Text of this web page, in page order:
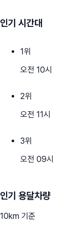
인기 시간대
1위
오전 10시
2위
오전 11시
3위
오전 09시
인기 용달차량
10km 기준